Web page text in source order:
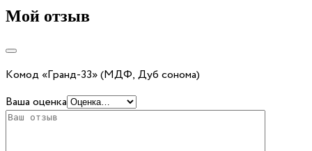
Мой отзыв
Комод «Гранд-33» (МДФ, Дуб сонома)
Ваша оценка